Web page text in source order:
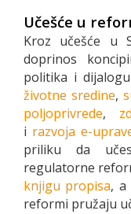
Učešće u
Kroz učešće u
doprinos
politika i
životne sredine,
poljoprivrede,
i razvoja e-
priliku da
regulatorne
knjigu propisa, a
reformi pružaju